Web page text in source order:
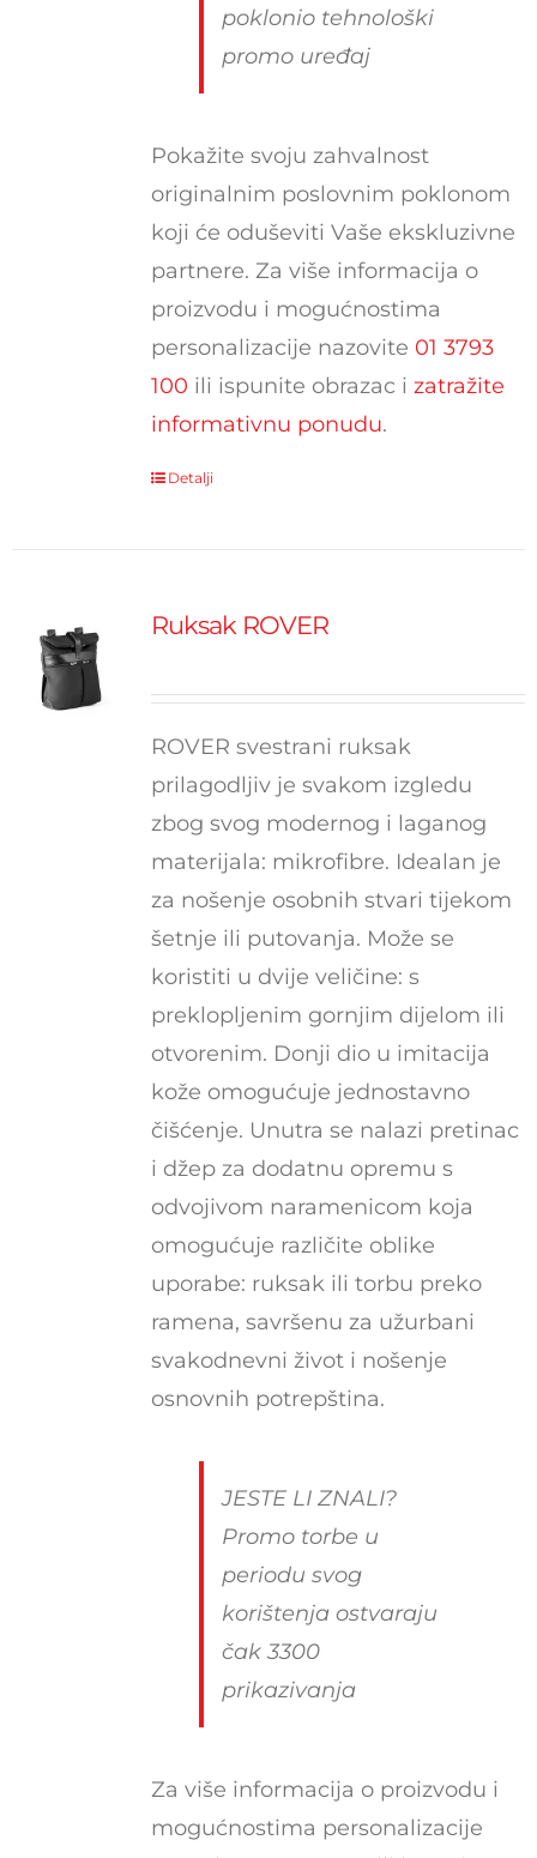
poklonio tehnološki
promo uređaj
Pokažite svoju zahvalnost
originalnim poslovnim poklonom
koji će oduševiti Vaše ekskluzivne
partnere. Za više informacija o
proizvodu i mogućnostima
personalizacije nazovite 01 3793
100 ili ispunite obrazac i zatražite
informativnu ponudu.
Detalji
Ruksak ROVER
ROVER svestrani ruksak
prilagodljiv je svakom izgledu
zbog svog modernog i laganog
materijala: mikrofibre. Idealan je
za nošenje osobnih stvari tijekom
šetnje ili putovanja. Može se
koristiti u dvije veličine: s
preklopljenim gornjim dijelom ili
otvorenim. Donji dio u imitacija
kože omogućuje jednostavno
čišćenje. Unutra se nalazi pretinac
i džep za dodatnu opremu s
odvojivom naramenicom koja
omogućuje različite oblike
uporabe: ruksak ili torbu preko
ramena, savršenu za užurbani
svakodnevni život i nošenje
osnovnih potrepština.
JESTE LI ZNALI?
Promo torbe u
periodu svog
korištenja ostvaraju
čak 3300
prikazivanja
Za više informacija o proizvodu i
mogućnostima personalizacije